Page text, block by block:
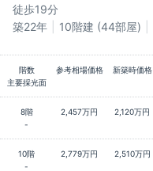
徒歩19分
築22年
10階建 (44部屋)
階数 参考相場価格 新築時価格
主要採光面
8階 2,457万円 2,120万円
-
10階 2,779万円 2,510万円
-